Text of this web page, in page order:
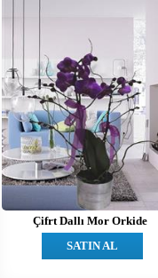
Çifrt Dallı Mor Orkide
SATIN AL